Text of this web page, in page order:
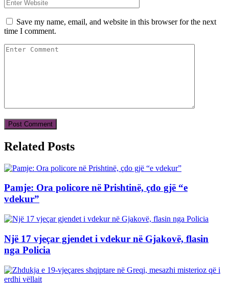
Save my name, email, and website in this browser for the next
time I comment.
Related Posts
Pamje: Ora policore në Prishtinë, çdo gjë “e
vdekur”
Një 17 vjeçar gjendet i vdekur në Gjakovë, flasin
nga Policia